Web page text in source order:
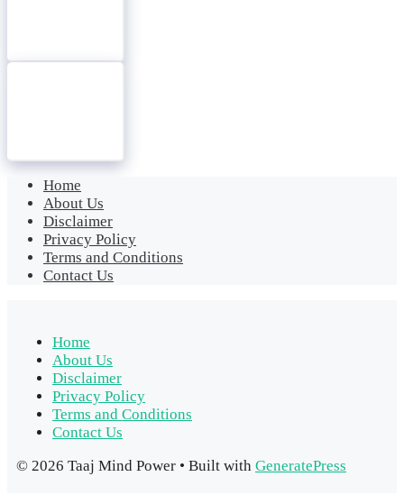
Home
About Us
Disclaimer
Privacy Policy
Terms and Conditions
Contact Us
Home
About Us
Disclaimer
Privacy Policy
Terms and Conditions
Contact Us
© 2026 Taaj Mind Power • Built with GeneratePress